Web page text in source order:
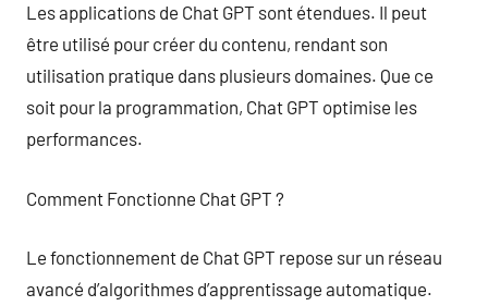
Les applications de Chat GPT sont étendues. Il peut
être utilisé pour créer du contenu, rendant son
utilisation pratique dans plusieurs domaines. Que ce
soit pour la programmation, Chat GPT optimise les
performances.
Comment Fonctionne Chat GPT ?
Le fonctionnement de Chat GPT repose sur un réseau
avancé d’algorithmes d’apprentissage automatique.